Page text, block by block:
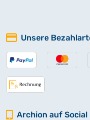
Unsere
Archion auf Social